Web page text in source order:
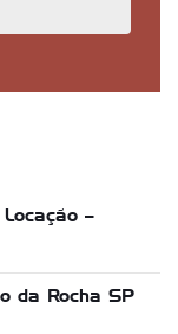
–
da Rocha SP